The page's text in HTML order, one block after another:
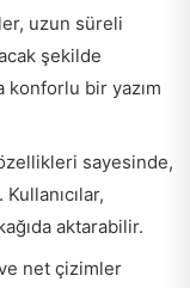
uzun süreli
şekilde
konforlu bir yazım
sayesinde,
aktarabilir.
net çizimler